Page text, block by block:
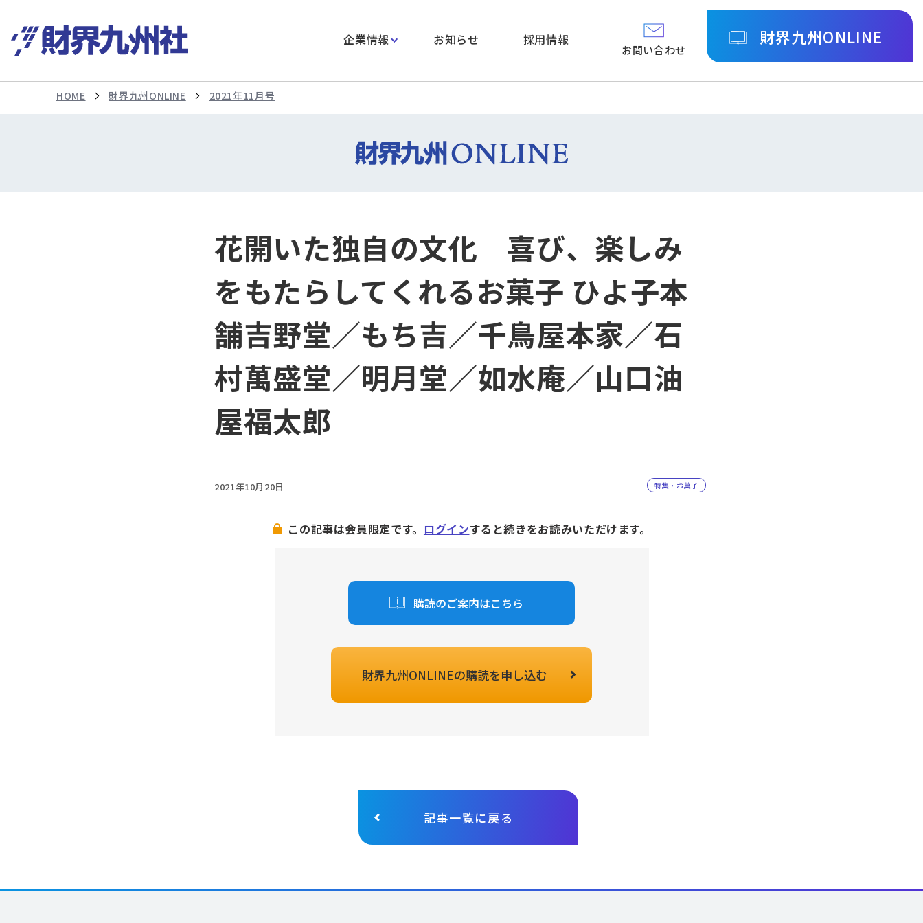
企業情報 お知らせ 採用情報
お問い合わせ
財界九州ONLINE
HOME 財界九州ONLINE 2021年11月号
花開いた独自の文化 喜び、楽しみ
をもたらしてくれるお菓子 ひよ子本
舗吉野堂／もち吉／千鳥屋本家／石
村萬盛堂／明月堂／如水庵／山口油
屋福太郎
2021年10月20日 特集・お菓子
この記事は会員限定です。 ログインすると続きをお読みいただけます。
購読のご案内はこちら
財界九州ONLINEの購読を申し込む
記事一覧に戻る